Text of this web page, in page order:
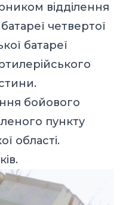
відділення
четвертої
батареї
бойового
пункту
області.